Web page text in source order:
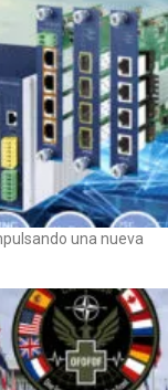
una nueva